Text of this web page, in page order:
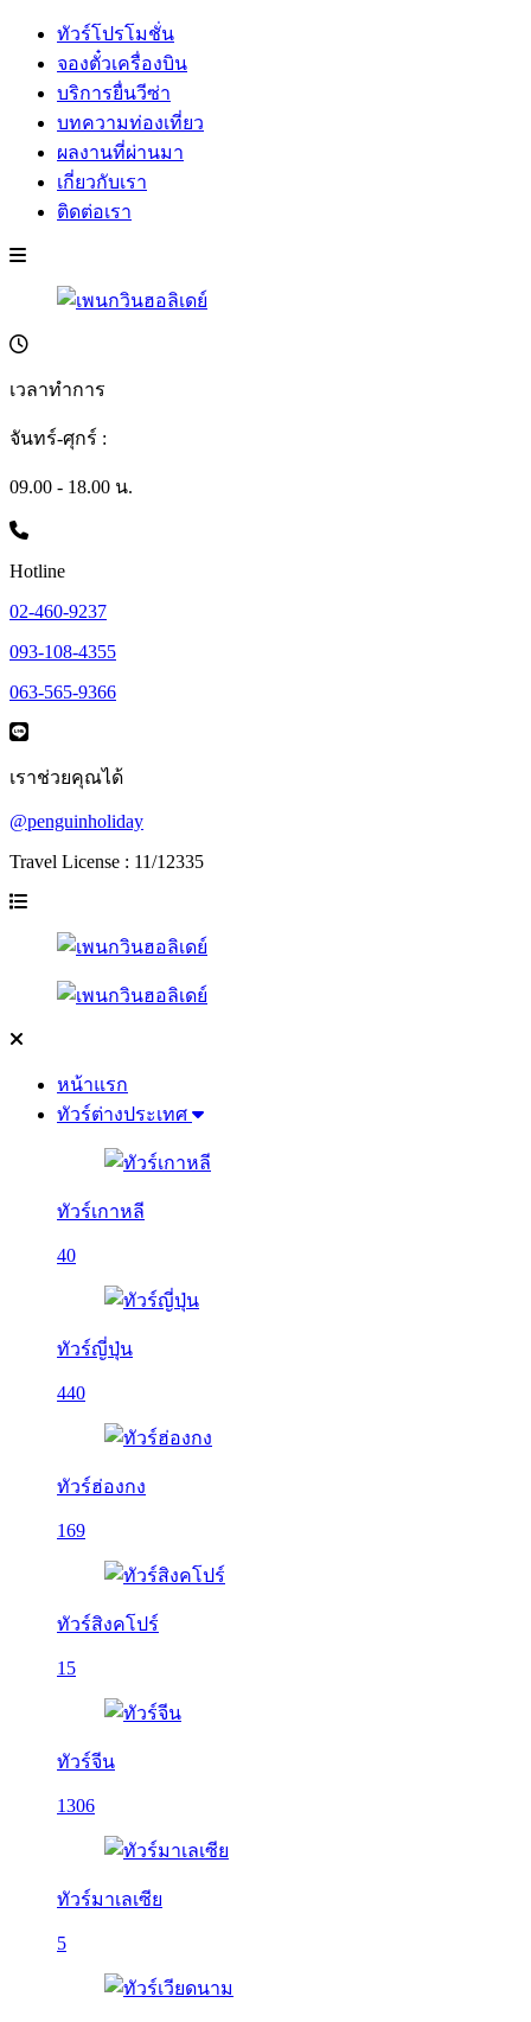
ทัวร์โปรโมชั่น
จองตั๋วเครื่องบิน
บริการยื่นวีซ่า
บทความท่องเที่ยว
ผลงานที่ผ่านมา
เกี่ยวกับเรา
ติดต่อเรา
เวลาทำการ
จันทร์-ศุกร์ :
09.00 - 18.00 น.
Hotline
02-460-9237
093-108-4355
063-565-9366
เราช่วยคุณได้
@penguinholiday
Travel License : 11/12335
หน้าแรก
ทัวร์ต่างประเทศ
ทัวร์เกาหลี
40
ทัวร์ญี่ปุ่น
440
ทัวร์ฮ่องกง
169
ทัวร์สิงคโปร์
15
ทัวร์จีน
1306
ทัวร์มาเลเซีย
5